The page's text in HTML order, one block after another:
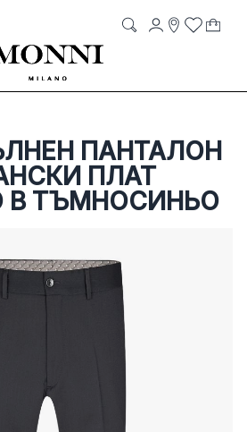
AccountWish List
My
ПАНТАЛОН
ПЛАТ
В ТЪМНОСИНЬО